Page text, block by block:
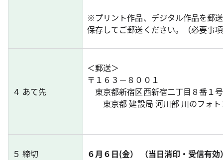
※プリント作品、デジタル作品を郵
保存してご郵送ください。（必要事
４ あて先
＜郵送＞
〒１６３－８００１
東京都新宿区西新宿二丁目８番１号
東京都 建設局 河川部 川のフォト
５ 締切 ６月６日(金） （当日消印・受信有効